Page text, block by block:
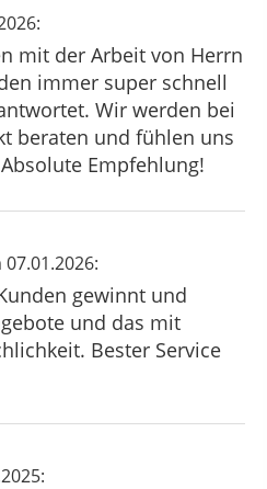
mit der Arbeit von Herrn
immer super schnell
Wir werden bei
beraten und fühlen uns
Empfehlung!
07.01.2026:
gewinnt und
und das mit
Bester Service